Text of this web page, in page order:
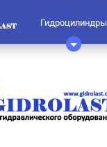
Гидроцилиндры